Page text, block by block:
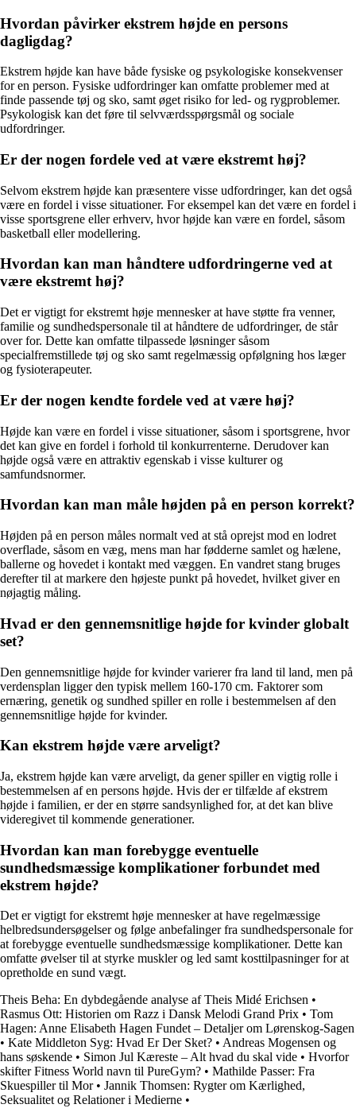
Hvordan påvirker ekstrem højde en persons
dagligdag?
Ekstrem højde kan have både fysiske og psykologiske konsekvenser
for en person. Fysiske udfordringer kan omfatte problemer med at
finde passende tøj og sko, samt øget risiko for led- og rygproblemer.
Psykologisk kan det føre til selvværdsspørgsmål og sociale
udfordringer.
Er der nogen fordele ved at være ekstremt høj?
Selvom ekstrem højde kan præsentere visse udfordringer, kan det også
være en fordel i visse situationer. For eksempel kan det være en fordel i
visse sportsgrene eller erhverv, hvor højde kan være en fordel, såsom
basketball eller modellering.
Hvordan kan man håndtere udfordringerne ved at
være ekstremt høj?
Det er vigtigt for ekstremt høje mennesker at have støtte fra venner,
familie og sundhedspersonale til at håndtere de udfordringer, de står
over for. Dette kan omfatte tilpassede løsninger såsom
specialfremstillede tøj og sko samt regelmæssig opfølgning hos læger
og fysioterapeuter.
Er der nogen kendte fordele ved at være høj?
Højde kan være en fordel i visse situationer, såsom i sportsgrene, hvor
det kan give en fordel i forhold til konkurrenterne. Derudover kan
højde også være en attraktiv egenskab i visse kulturer og
samfundsnormer.
Hvordan kan man måle højden på en person korrekt?
Højden på en person måles normalt ved at stå oprejst mod en lodret
overflade, såsom en væg, mens man har fødderne samlet og hælene,
ballerne og hovedet i kontakt med væggen. En vandret stang bruges
derefter til at markere den højeste punkt på hovedet, hvilket giver en
nøjagtig måling.
Hvad er den gennemsnitlige højde for kvinder globalt
set?
Den gennemsnitlige højde for kvinder varierer fra land til land, men på
verdensplan ligger den typisk mellem 160-170 cm. Faktorer som
ernæring, genetik og sundhed spiller en rolle i bestemmelsen af den
gennemsnitlige højde for kvinder.
Kan ekstrem højde være arveligt?
Ja, ekstrem højde kan være arveligt, da gener spiller en vigtig rolle i
bestemmelsen af en persons højde. Hvis der er tilfælde af ekstrem
højde i familien, er der en større sandsynlighed for, at det kan blive
videregivet til kommende generationer.
Hvordan kan man forebygge eventuelle
sundhedsmæssige komplikationer forbundet med
ekstrem højde?
Det er vigtigt for ekstremt høje mennesker at have regelmæssige
helbredsundersøgelser og følge anbefalinger fra sundhedspersonale for
at forebygge eventuelle sundhedsmæssige komplikationer. Dette kan
omfatte øvelser til at styrke muskler og led samt kosttilpasninger for at
opretholde en sund vægt.
Theis Beha: En dybdegående analyse af Theis Midé Erichsen •
Rasmus Ott: Historien om Razz i Dansk Melodi Grand Prix • Tom
Hagen: Anne Elisabeth Hagen Fundet – Detaljer om Lørenskog-Sagen
• Kate Middleton Syg: Hvad Er Der Sket? • Andreas Mogensen og
hans søskende • Simon Jul Kæreste – Alt hvad du skal vide • Hvorfor
skifter Fitness World navn til PureGym? • Mathilde Passer: Fra
Skuespiller til Mor• Jannik Thomsen: Rygter om Kærlighed,
Seksualitet og Relationer i Medierne •